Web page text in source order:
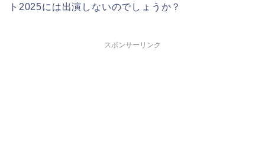
ト2025には出演しないのでしょうか？
スポンサーリンク